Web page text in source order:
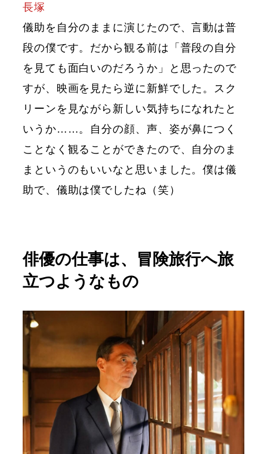
長塚
儀助を自分のままに演じたので、言動は普
段の僕です。だから観る前は「普段の自分
を見ても面白いのだろうか」と思ったので
すが、映画を見たら逆に新鮮でした。スク
リーンを見ながら新しい気持ちになれたと
いうか……。自分の顔、声、姿が鼻につく
ことなく観ることができたので、自分のま
まというのもいいなと思いました。僕は儀
助で、儀助は僕でしたね（笑）
俳優の仕事は、冒険旅行へ旅
立つようなもの